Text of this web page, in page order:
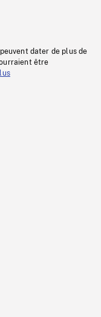
dater de plus de
être